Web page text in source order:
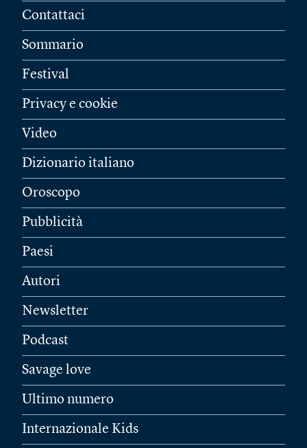
Contattaci
Sommario
Festival
Privacy e cookie
Video
Dizionario italiano
Oroscopo
Pubblicità
Paesi
Autori
Newsletter
Podcast
Savage love
Ultimo numero
Internazionale Kids